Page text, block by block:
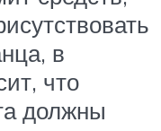
в
что
должны